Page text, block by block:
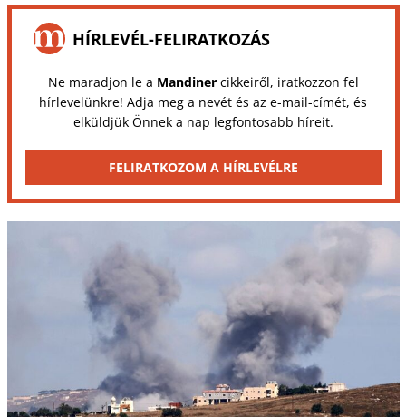
HÍRLEVÉL-FELIRATKOZÁS
Ne maradjon le a Mandinercikkeiről, iratkozzon fel
hírlevelünkre! Adja meg a nevét és az e-mail-címét, és
elküldjük Önnek a nap legfontosabb híreit.
FELIRATKOZOM A HÍRLEVÉLRE